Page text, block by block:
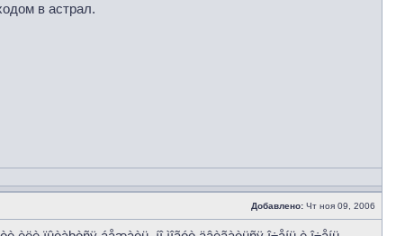
в астрал.
Добавлено: Чт ноя 09, 2006